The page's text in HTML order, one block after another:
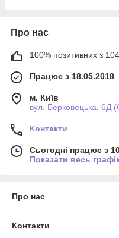
Про нас
100% позитивних з 104
Працює з 18.05.2018
м. Київ
вул. Берковецька, 6Д
Контакти
Сьогодні працює з
Показати весь
Про нас
Контакти